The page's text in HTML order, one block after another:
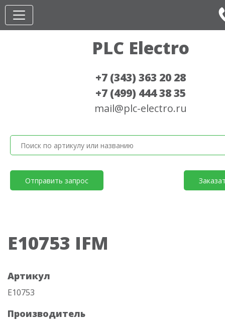
PLC Electro
+7 (343) 363 20 28
+7 (499) 444 38 35
mail@plc-electro.ru
Отправить запрос
E10753 IFM
Артикул
E10753
Производитель